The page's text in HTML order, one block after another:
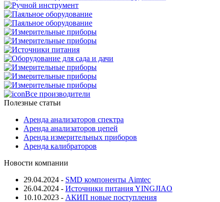
Все производители
Полезные статьи
Аренда анализаторов спектра
Аренда анализаторов цепей
Аренда измерительных приборов
Аренда калибраторов
Новости компании
29.04.2024 - SMD компоненты Aimtec
26.04.2024 - Источники питания YINGJIAO
10.10.2023 - АКИП новые поступления